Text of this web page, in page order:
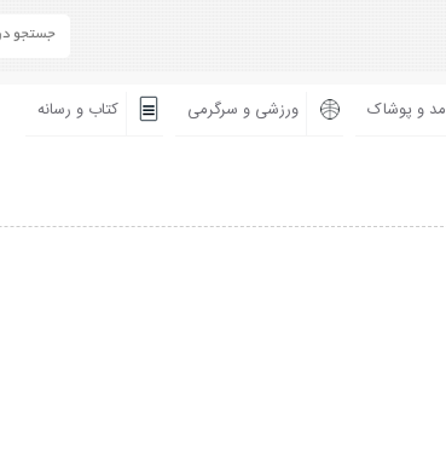
مد و پوشاک ورزشی و سرگرمی کتاب و رسانه